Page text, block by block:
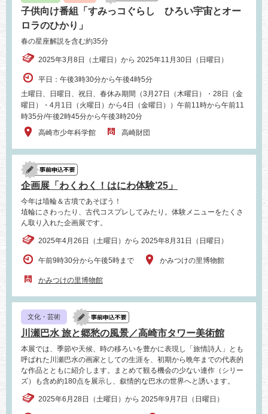
子供向け番組「すみっコぐらし ひろい宇宙とオー
ロラのひかり」
春の星座解説を含む約35分
2025年3月8日（土曜日）から 2025年11月30日（日曜日）
平日：午後3時30分から午後4時5分
土曜日、日曜日、祝日、春休み期間（3月27日（木曜日）・28日（金
曜日）・4月1日（火曜日）から4日（金曜日））午前11時から午前11
時35分/午後2時45分から午後3時20分
高崎市少年科学館
高崎財団
企画展「わくわく！はにわ体験’25」
今年は埴輪＆古墳であそぼう！
埴輪にさわったり、古代コスプレしてみたり。体験メニューをたくさ
ん取り入れた企画展です。
2025年4月26日（土曜日）から 2025年8月31日（日曜日）
午前9時30分から午後5時まで かみつけの里博物館
かみつけの里博物館
文化・芸術
川瀬巴水 旅と郷愁の風景／高崎市タワー美術館
本展では、季節や天候、時の移ろいを豊かに表現し「旅情詩人」とも
呼ばれた川瀬巴水の画家としての生涯を、初期から晩年までの代表的
な作品とともに紹介します。まとめて観る機会の少ない連作（シリー
ズ）も含め約180点を展示し、叙情的な巴水の世界へと誘います。
2025年6月28日（土曜日）から 2025年9月7日（日曜日）